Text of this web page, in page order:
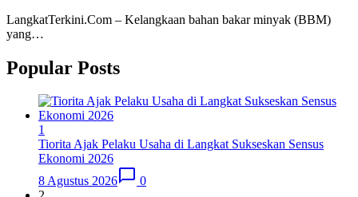
LangkatTerkini.Com – Kelangkaan bahan bakar minyak (BBM)
yang…
Popular Posts
1
Tiorita Ajak Pelaku Usaha di Langkat Sukseskan Sensus
Ekonomi 2026
8 Agustus 2026
0